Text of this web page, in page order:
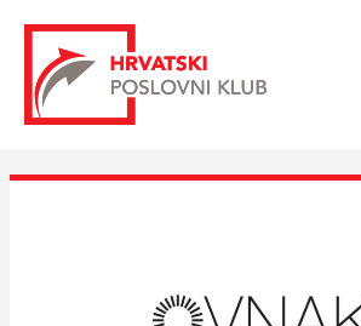
content
navigation